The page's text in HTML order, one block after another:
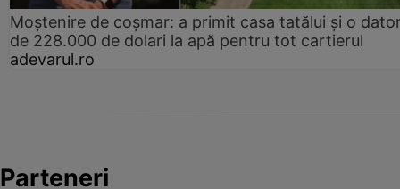
Moștenire de coșmar: a primit casa tatălui și o
de 228.000 de dolari la apă pentru tot cartierul
adevarul.ro
Parteneri